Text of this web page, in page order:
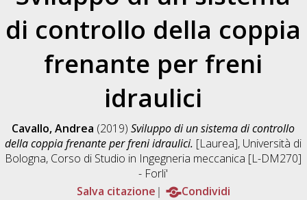
di controllo della coppia
frenante per freni
idraulici
Cavallo, Andrea (2019)Sviluppo di un sistema di controllo
della coppia frenante per freni idraulici. [Laurea], Università di
Bologna, Corso di Studio in Ingegneria meccanica [L-DM270]
- Forli'
Salva citazione
Condividi